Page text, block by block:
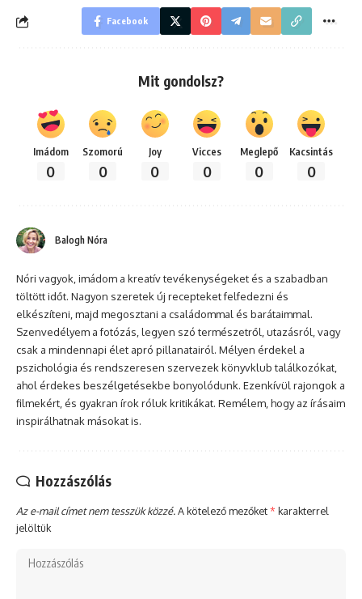
Facebook
Mit gondolsz?
Imádom
0
Szomorú
0
Joy
0
Vicces
0
Meglepő
0
Kacsintás
0
Balogh Nóra
Nóri vagyok, imádom a kreatív tevékenységeket és a szabadban
töltött időt. Nagyon szeretek új recepteket felfedezni és
elkészíteni, majd megosztani a családommal és barátaimmal.
Szenvedélyem a fotózás, legyen szó természetről, utazásról, vagy
csak a mindennapi élet apró pillanatairól. Mélyen érdekel a
pszichológia és rendszeresen szervezek könyvklub találkozókat,
ahol érdekes beszélgetésekbe bonyolódunk. Ezenkívül rajongok a
filmekért, és gyakran írok róluk kritikákat. Remélem, hogy az írásaim
inspirálhatnak másokat is.
Hozzászólás
Az e-mail címet nem tesszük közzé.A kötelező mezőket* karakterrel
jelöltük